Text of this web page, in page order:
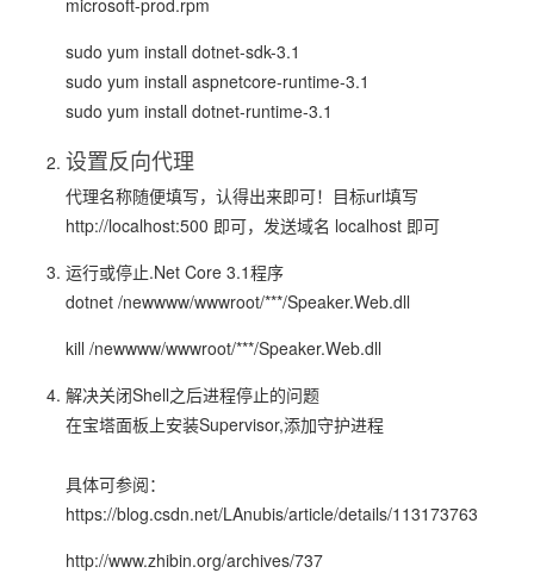
microsoft-prod.rpm
sudo yum install dotnet-sdk-3.1
sudo yum install aspnetcore-runtime-3.1
sudo yum install dotnet-runtime-3.1
设置反向代理
代理名称随便填写，认得出来即可！目标url填写
http://localhost:500 即可，发送域名 localhost 即可
运行或停止.Net Core 3.1程序
dotnet /newwww/wwwroot/***/Speaker.Web.dll
kill /newwww/wwwroot/***/Speaker.Web.dll
解决关闭Shell之后进程停止的问题
在宝塔面板上安装Supervisor,添加守护进程
具体可参阅：
https://blog.csdn.net/LAnubis/article/details/113173763
http://www.zhibin.org/archives/737